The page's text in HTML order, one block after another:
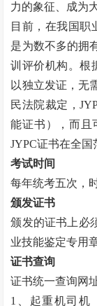
力的象征、成为
目前，在我国职
是为数不多的拥
训评价机构。根
以独立发证，无
民法院裁定，
能证书），而且
JYPC证书在全国
考试时间
每年统考五次，
颁发证书
颁发的证书上必
业技能鉴定专用
证书查询
证书统一查询网
1、起重机司机